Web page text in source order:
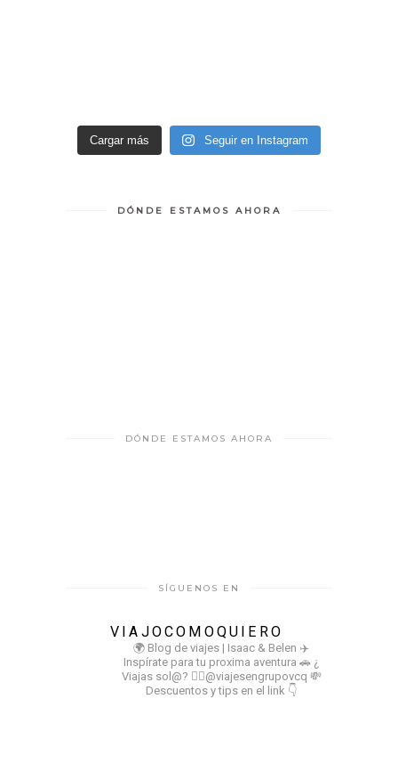
Cargar más Seguir en Instagram
DÓNDE ESTAMOS AHORA
DÓNDE ESTAMOS AHORA
SÍGUENOS EN
VIAJOCOMOQUIERO
🌍 Blog de viajes | Isaac & Belen ✈️
Inspírate para tu proxima aventura 🚗 ¿
Viajas sol@? 👉🏻@viajesengrupovcq 💸
Descuentos y tips en el link 👇